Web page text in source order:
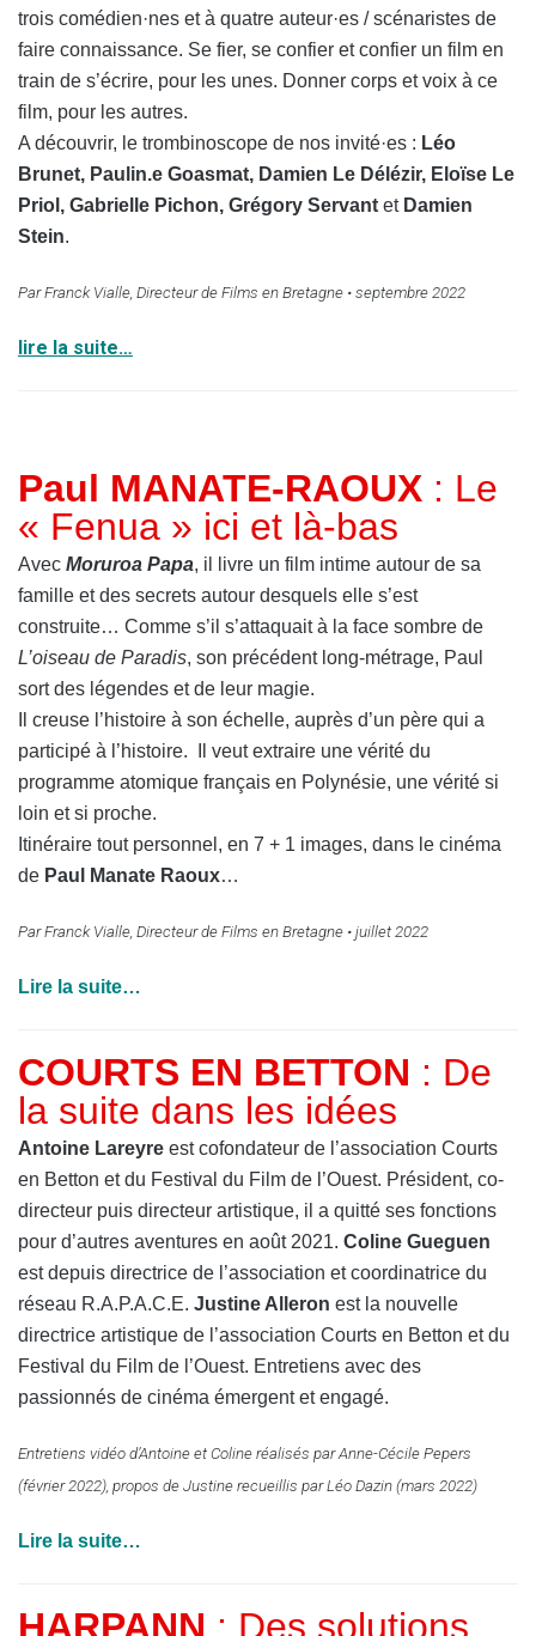
trois comédien·nes et à quatre auteur·es / scénaristes de
faire connaissance. Se fier, se confier et confier un film en
train de s’écrire, pour les unes. Donner corps et voix à ce
film, pour les autres.
A découvrir, le trombinoscope de nos invité·es : Léo
Brunet, Paulin.e Goasmat, Damien Le Délézir, Eloïse Le
Priol, Gabrielle Pichon, Grégory Servant et Damien
Stein.
Par Franck Vialle, Directeur de Films en Bretagne • septembre 2022
lire la suite…
Paul MANATE-RAOUX : Le
« Fenua » ici et là-bas
Avec Moruroa Papa, il livre un film intime autour de sa
famille et des secrets autour desquels elle s’est
construite… Comme s’il s’attaquait à la face sombre de
L’oiseau de Paradis, son précédent long-métrage, Paul
sort des légendes et de leur magie.
Il creuse l’histoire à son échelle, auprès d’un père qui a
participé à l’histoire. Il veut extraire une vérité du
programme atomique français en Polynésie, une vérité si
loin et si proche.
Itinéraire tout personnel, en 7 + 1 images, dans le cinéma
de Paul Manate Raoux…
Par Franck Vialle, Directeur de Films en Bretagne • juillet 2022
Lire la suite…
COURTS EN BETTON : De
la suite dans les idées
Antoine Lareyre est cofondateur de l’association Courts
en Betton et du Festival du Film de l’Ouest. Président, co-
directeur puis directeur artistique, il a quitté ses fonctions
pour d’autres aventures en août 2021. Coline Gueguen
est depuis directrice de l’association et coordinatrice du
réseau R.A.P.A.C.E. Justine Alleron est la nouvelle
directrice artistique de l’association Courts en Betton et du
Festival du Film de l’Ouest. Entretiens avec des
passionnés de cinéma émergent et engagé.
Entretiens vidéo d’Antoine et Coline réalisés par Anne-Cécile Pepers
(février 2022), propos de Justine recueillis par Léo Dazin (mars 2022)
Lire la suite…
HARPANN : Des solutions